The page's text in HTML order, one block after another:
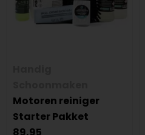
Motoren reiniger
Starter Pakket